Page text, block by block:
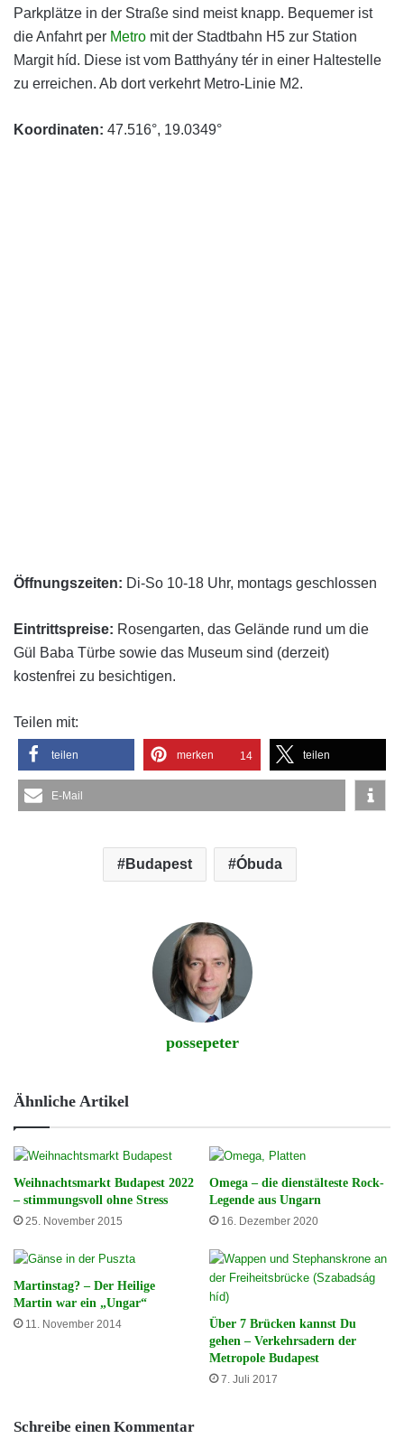
Parkplätze in der Straße sind meist knapp. Bequemer ist
die Anfahrt per Metro mit der Stadtbahn H5 zur Station
Margit híd. Diese ist vom Batthyány tér in einer Haltestelle
zu erreichen. Ab dort verkehrt Metro-Linie M2.
Koordinaten: 47.516°, 19.0349°
Öffnungszeiten: Di-So 10-18 Uhr, montags geschlossen
Eintrittspreise: Rosengarten, das Gelände rund um die
Gül Baba Türbe sowie das Museum sind (derzeit)
kostenfrei zu besichtigen.
Teilen mit:
teilen merken 14 teilen
E-Mail
Budapest Óbuda
possepeter
Ähnliche Artikel
Weihnachtsmarkt Budapest 2022
– stimmungsvoll ohne Stress
25. November 2015
Omega – die dienstälteste Rock-
Legende aus Ungarn
16. Dezember 2020
Martinstag? – Der Heilige
Martin war ein „Ungar“
11. November 2014
Über 7 Brücken kannst Du
gehen – Verkehrsadern der
Metropole Budapest
7. Juli 2017
Schreibe einen Kommentar